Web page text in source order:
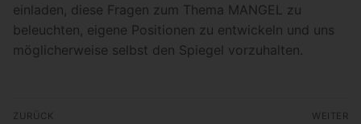
einladen, diese Fragen zum Thema MANGEL zu
beleuchten, eigene Positionen zu entwickeln und uns
möglicherweise selbst den Spiegel vorzuhalten.
Beitragsnavigation
ZURÜCK WEITER